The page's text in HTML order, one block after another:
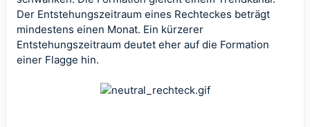
Der Entstehungszeitraum eines Rechteckes beträgt
mindestens einen Monat. Ein kürzerer
Entstehungszeitraum deutet eher auf die Formation
einer Flagge hin.